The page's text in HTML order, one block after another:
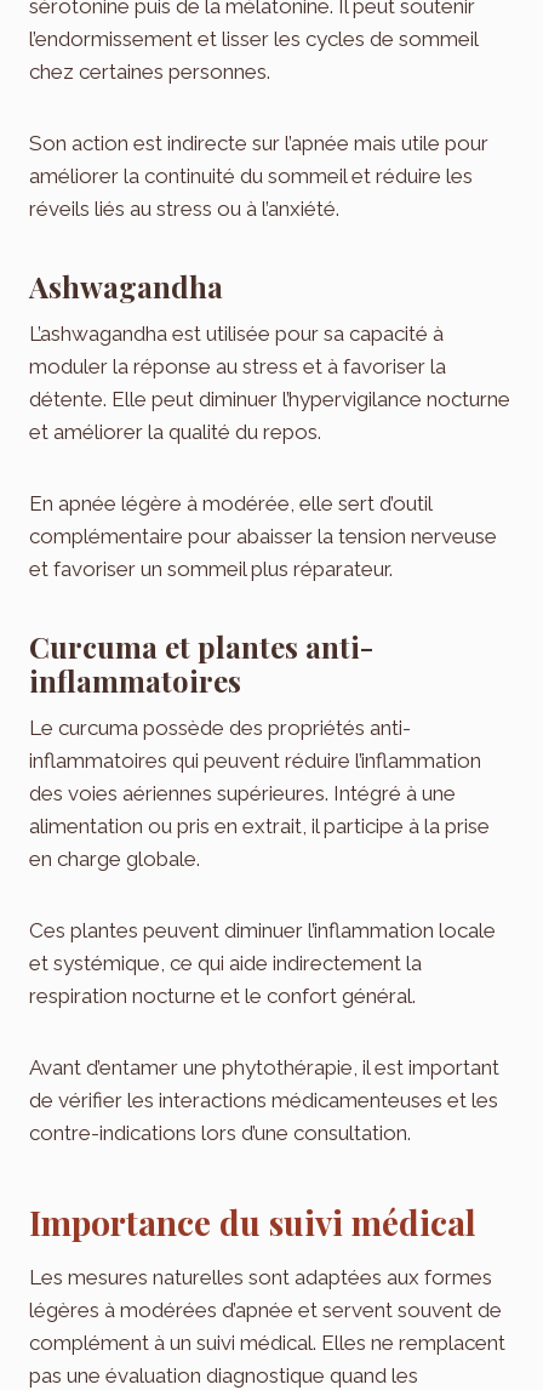
sérotonine puis de la mélatonine. Il peut soutenir
l’endormissement et lisser les cycles de sommeil
chez certaines personnes.
Son action est indirecte sur l’apnée mais utile pour
améliorer la continuité du sommeil et réduire les
réveils liés au stress ou à l’anxiété.
Ashwagandha
L’ashwagandha est utilisée pour sa capacité à
moduler la réponse au stress et à favoriser la
détente. Elle peut diminuer l’hypervigilance nocturne
et améliorer la qualité du repos.
En apnée légère à modérée, elle sert d’outil
complémentaire pour abaisser la tension nerveuse
et favoriser un sommeil plus réparateur.
Curcuma et plantes anti-
inflammatoires
Le curcuma possède des propriétés anti-
inflammatoires qui peuvent réduire l’inflammation
des voies aériennes supérieures. Intégré à une
alimentation ou pris en extrait, il participe à la prise
en charge globale.
Ces plantes peuvent diminuer l’inflammation locale
et systémique, ce qui aide indirectement la
respiration nocturne et le confort général.
Avant d’entamer une phytothérapie, il est important
de vérifier les interactions médicamenteuses et les
contre-indications lors d’une consultation.
Importance du suivi médical
Les mesures naturelles sont adaptées aux formes
légères à modérées d’apnée et servent souvent de
complément à un suivi médical. Elles ne remplacent
pas une évaluation diagnostique quand les